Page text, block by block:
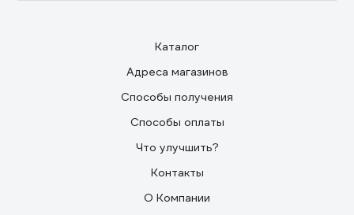
Каталог
Адреса магазинов
Способы получения
Способы оплаты
Что улучшить?
Контакты
О Компании